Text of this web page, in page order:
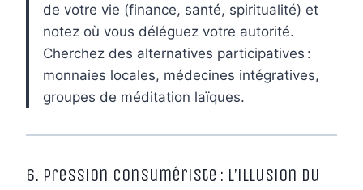
de votre vie (finance, santé, spiritualité) et
notez où vous déléguez votre autorité.
Cherchez des alternatives participatives :
monnaies locales, médecines intégratives,
groupes de méditation laïques.
6. Pression consumériste : l’illusion du